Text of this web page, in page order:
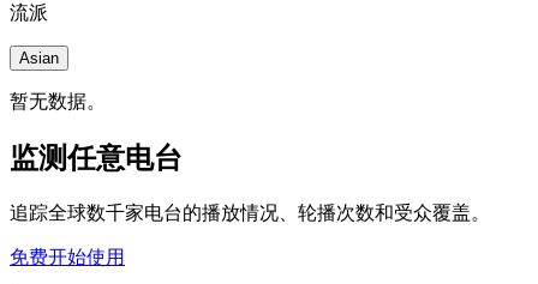
流派
Asian
暂无数据。
监测任意电台
追踪全球数千家电台的播放情况、轮播次数和受众覆盖。
免费开始使用